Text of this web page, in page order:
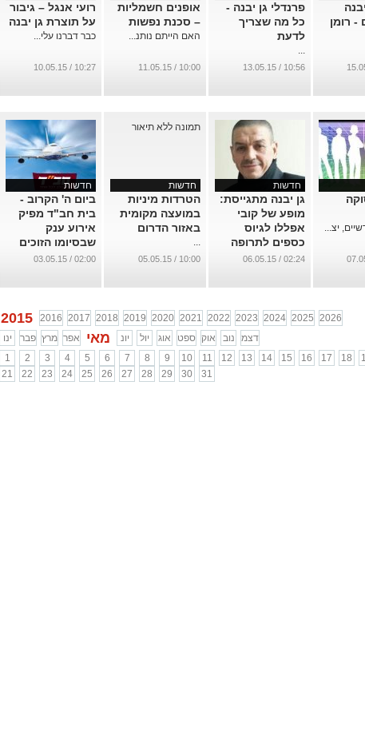
- רומן
פרנדלי גן יבנה -
כל מה שצריך
לדעת
...
10:56 / 13.05.15
אופנים חשמליות
– סכנת נפשות
האם הייתם נותנ...
10:00 / 11.05.15
רועי אנגל – גיבור
על תוצרת גן יבנה
כבר דברנו עלי...
10:27 / 10.05.15
יצ...
חדשות
גן יבנה מתגייסת:
מופע של קובי
אפללו לגיוס
כספים לתרופה
מצילת חיים עבור
...
02:24 / 06.05.15
חדשות
הטרדות מיניות
במועצה מקומית
באזור הדרום
...
10:00 / 05.05.15
חדשות
ביום ה' הקרוב -
בית חב"ד מפיק
אירוע ענק
שבסיומו הזוכים
יזכו לטוס בשמי
...
02:00 / 03.05.15
2015 2016 2017 2018 2019 2020 2021 2022 2023 2024 2025 2026
ינו
פבר מרץ אפר מאי יונ יול אוג ספט אוק נוב
דצמ
1
2 3 4 5 6 7 8 9 10 11 12 13 14 15 16 17 18
21
22 23 24 25 26 27 28 29 30 31